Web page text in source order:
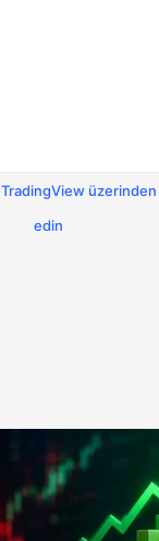
TradingView
edin